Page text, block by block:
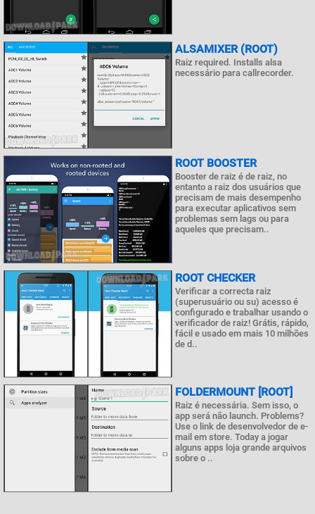
ALSAMIXER (ROOT)
Raiz required. Installs alsa
necessário para callrecorder.
ROOT BOOSTER
Booster de raiz é de raiz, no
entanto a raiz dos usuários que
precisam de mais desempenho
para executar aplicativos sem
problemas sem lags ou para
aqueles que precisam..
ROOT CHECKER
Verificar a correcta raiz
(superusuário ou su) acesso é
configurado e trabalhar usando o
verificador de raiz! Grátis, rápido,
fácil e usado em mais 10 milhões
de d..
FOLDERMOUNT [ROOT]
Raiz é necessária. Sem isso, o
app será não launch. Problems?
Use o link de desenvolvedor de e-
mail em store. Today a jogar
alguns apps loja grande arquivos
sobre o ..